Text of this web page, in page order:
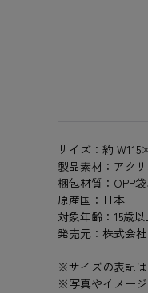
サイズ：約
製品素材：アク
梱包材質：OPP
原産国：日本
対象年齢：15歳以
発売元：株式会
※サイズの表記は
※写真やイメージ